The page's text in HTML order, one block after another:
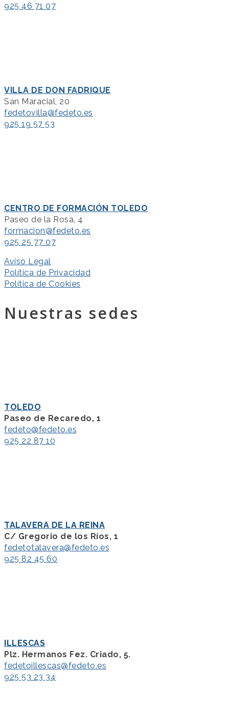
925 46 71 07
VILLA DE DON FADRIQUE
San Maracial, 20
fedetovilla@fedeto.es
925 19 57 53
CENTRO DE FORMACIÓN TOLEDO
Paseo de la Rosa, 4
formacion@fedeto.es
925 25 77 07
Aviso Legal
Política de Privacidad
Política de Cookies
Nuestras sedes
TOLEDO
Paseo de Recaredo, 1
fedeto@fedeto.es
925 22 87 10
TALAVERA DE LA REINA
C/ Gregorio de los Ríos, 1
fedetotalavera@fedeto.es
925 82 45 60
ILLESCAS
Plz. Hermanos Fez. Criado, 5.
fedetoillescas@fedeto.es
925 53 23 34